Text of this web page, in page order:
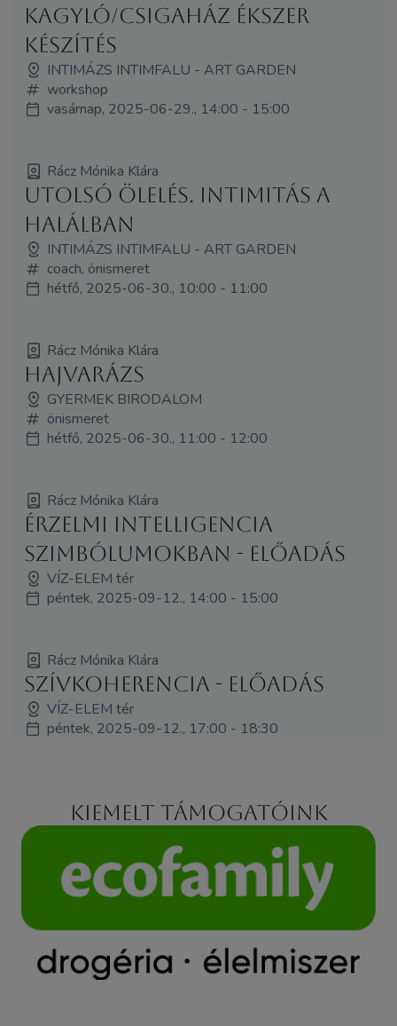
kagyló/csigaház ékszer
készítés
INTIMÁZS INTIMFALU - ART GARDEN
workshop
vasárnap, 2025-06-29., 14:00 - 15:00
Rácz Mónika Klára
Utolsó Ölelés. Intimitás a
Halálban
INTIMÁZS INTIMFALU - ART GARDEN
coach, önismeret
hétfő, 2025-06-30., 10:00 - 11:00
Rácz Mónika Klára
Hajvarázs
GYERMEK BIRODALOM
önismeret
hétfő, 2025-06-30., 11:00 - 12:00
Rácz Mónika Klára
Érzelmi intelligencia
szimbólumokban - ELŐADÁS
VÍZ-ELEM tér
péntek, 2025-09-12., 14:00 - 15:00
Rácz Mónika Klára
Szívkoherencia - ELŐADÁS
VÍZ-ELEM tér
péntek, 2025-09-12., 17:00 - 18:30
Kiemelt támogatóink